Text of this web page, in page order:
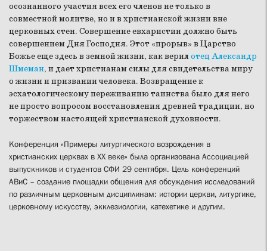
осознанного участия всех его членов не только в
совместной молитве, но и в христианской жизни вне
церковных стен. Совершение евхаристии должно быть
совершением Дня Господня. Этот «прорыв» в Царство
Божье еще здесь в земной жизни, как верилотец Александр
Шмеман, и дает христианам силы для свидетельства миру
о жизни и призвании человека. Возвращение к
эсхатологическому переживанию таинства было для него
не просто вопросом восстановления древней традиции, но
торжеством настоящей христианской духовности.
Конференция «Примеры литургического возрождения в
христианских церквах в XX веке» была организована Ассоциацией
выпускников и студентов СФИ 29 сентября. Цель конференций
АВиС – создание площадки общения для обсуждения исследований
по различным церковным дисциплинам: истории церкви, литургике,
церковному искусству, экклезиологии, катехетике и другим.